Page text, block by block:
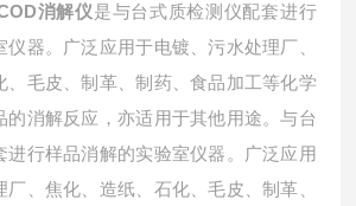
消解仪是与台式质检测仪配套进⾏
器。⼴泛应⽤于电镀、污水处理厂、
、毛皮、制革、制药、食品加工等化学
的消解反应，亦适用于其他⽤途。与台
进⾏样品消解的实验室仪器。⼴泛应⽤
、焦化、造纸、石化、毛皮、制革、